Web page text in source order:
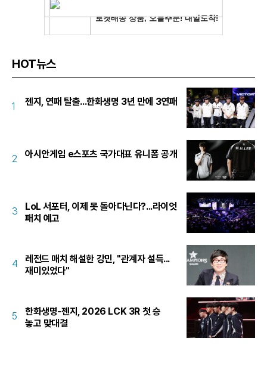
HOT뉴스
1 젠지, 연패 탈출...한화생명 3년 만에 3연패
2 아시안게임 e스포츠 국가대표 유니폼 공개
3
LoL 서포터, 이제 못 돌아다닌다?...라이엇
패치 예고
4
레전드 매치 해설한 강민, "관계자 설득...
재미있었다"
5
한화생명-젠지, 2026 LCK 3R 첫 승
놓고 맞대결